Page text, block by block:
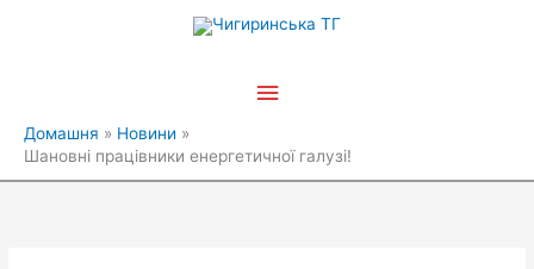
Головне
Домашня
Новини
Шановні працівники енергетичної галузі!